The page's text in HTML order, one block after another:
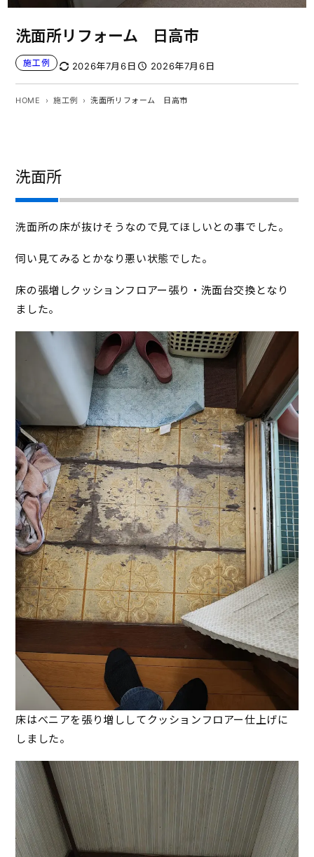
洗面所リフォーム 日高市
施工例 2026年7月6日 2026年7月6日
HOME 施工例 洗面所リフォーム 日高市
洗面所
洗面所の床が抜けそうなので見てほしいとの事でした。
伺い見てみるとかなり悪い状態でした。
床の張増しクッションフロアー張り・洗面台交換となり
ました。
床はべニアを張り増ししてクッションフロアー仕上げに
しました。